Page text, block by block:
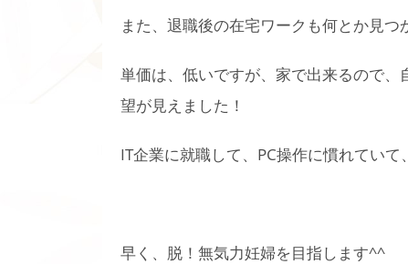
また、退職後の在宅ワークも何とか見つ
単価は、低いですが、家で出来るので
望が見えました！
IT企業に就職して、PC操作に慣れていて
早く、脱！無気力妊婦を目指します^^